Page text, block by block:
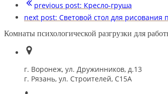
previous post: Кресло-груша
next post: Световой стол для рисования
Комнаты психологической разгрузки для
г. Воронеж, ул. Дружинников, д.13
г. Рязань, ул. Строителей, С15А